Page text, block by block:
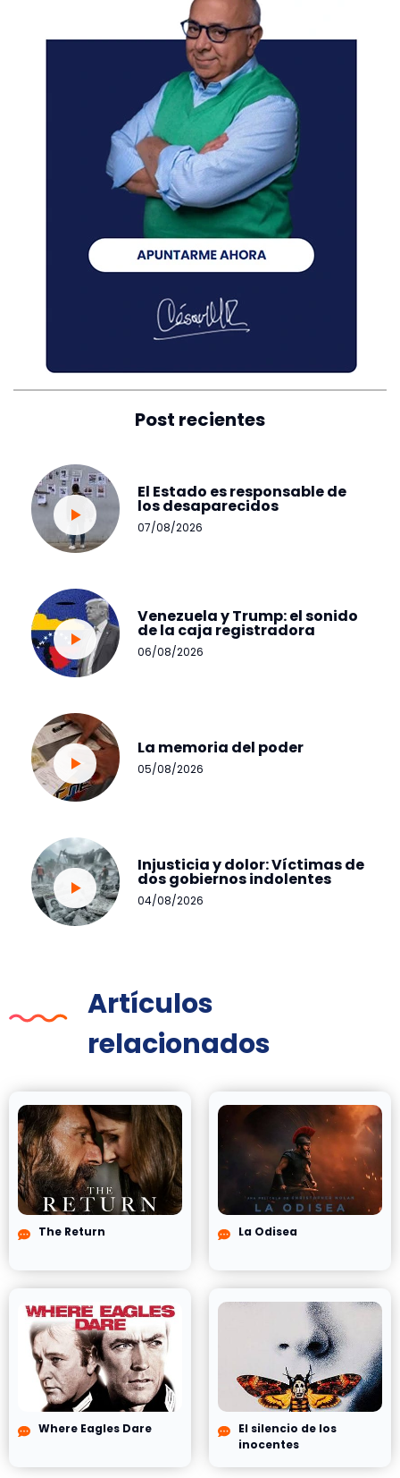
Post recientes
El Estado es responsable de
los desaparecidos
07/08/2026
Venezuela y Trump: el sonido
de la caja registradora
06/08/2026
La memoria del poder
05/08/2026
Injusticia y dolor: Víctimas de
dos gobiernos indolentes
04/08/2026
Artículos
relacionados
The Return La Odisea
Where Eagles Dare
El silencio de los
inocentes